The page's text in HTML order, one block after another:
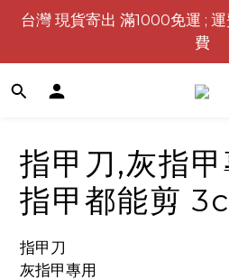
台灣 現貨寄出 滿1000免運 ;
費
指甲刀,灰指
指甲都能剪
指甲刀
灰指甲專用